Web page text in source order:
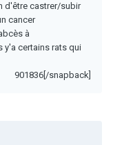
d'être castrer/subir
cancer
à
y'a certains rats qui
901836[/snapback]